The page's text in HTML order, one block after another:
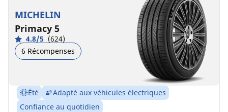
MICHELIN
Primacy 5
4.8/5 (624)
6 Récompenses
Été
Adapté aux véhicules électriques
Confiance au quotidien